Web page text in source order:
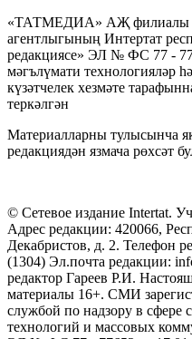
«ТАТМЕДИА» АҖ филиалы
агентлыгының Интертат
редакциясе» ЭЛ № ФС 77 -
мәгълүмати технологияләр
күзәтчелек хезмәте
теркәлгән
Материалларны тулысынча
редакциядән язмача рөхсәт
© Сетевое издание Intertat.
Адрес редакции: 420066,
Декабристов, д. 2. Телефон
(1304) Эл.почта редакции:
редактор Гареев Р.И.
материалы 16+. СМИ
службой по надзору в
технологий и массовых